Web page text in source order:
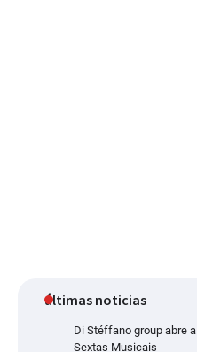
últimas noticias
Di Stéffano group abre
Sextas Musicais